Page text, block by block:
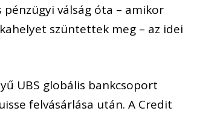
pénzügyi válság óta – amikor
szüntettek meg – az idei
UBS globális bankcsoport
felvásárlása után. A Credit